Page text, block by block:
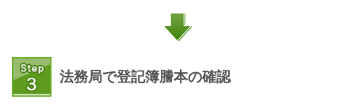
法務局で登記簿謄本の確認